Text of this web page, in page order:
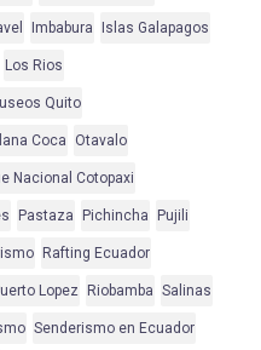
Imbabura Islas Galapagos
Los Rios
Quito
Coca Otavalo
Nacional Cotopaxi
Pastaza Pichincha Pujili
Rafting Ecuador
Lopez Riobamba Salinas
Senderismo en Ecuador